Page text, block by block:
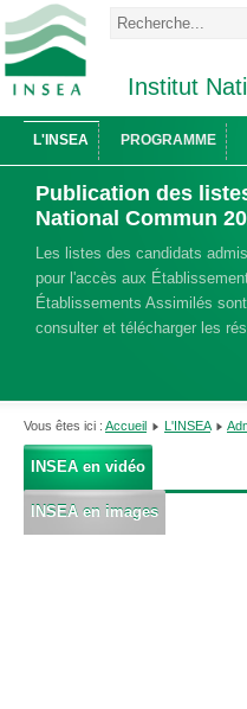
Institut
L'INSEA PROGRAMME
Publication des
National Commun
Les listes des candidats
pour l'accès aux
Établissements Assimilés
consulter et télécharger les
Vous êtes ici : Accueil L'INSEA
INSEA en vidéo
INSEA en images